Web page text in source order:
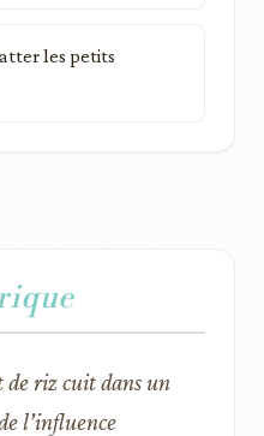
les petits
de riz cuit dans un
l’influence